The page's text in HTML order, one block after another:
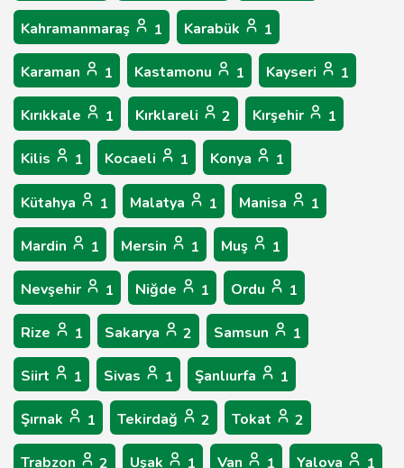
Kahramanmaraş 1 Karabük 1
Karaman 1 Kastamonu 1 Kayseri 1
Kırıkkale 1 Kırklareli 2 Kırşehir 1
Kilis 1 Kocaeli 1 Konya 1
Kütahya 1 Malatya 1 Manisa 1
Mardin 1 Mersin 1 Muş 1
Nevşehir 1 Niğde 1 Ordu 1
Rize 1 Sakarya 2 Samsun 1
Siirt 1 Sivas 1 Şanlıurfa 1
Şırnak 1 Tekirdağ 2 Tokat 2
Trabzon 2 Uşak 1 Van 1 Yalova 1